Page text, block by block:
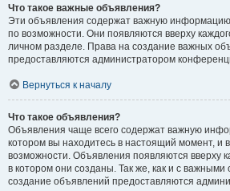
Что такое важные объявления?
Эти объявления содержат важную
по возможности. Они появляются вверху
личном разделе. Права на создание важных
предоставляются администратором
Вернуться к началу
Что такое объявления?
Объявления чаще всего содержат важную
котором вы находитесь в настоящий момент, и
возможности. Объявления появляются вверху
в котором они созданы. Так же, как и с
создание объявлений предоставляются